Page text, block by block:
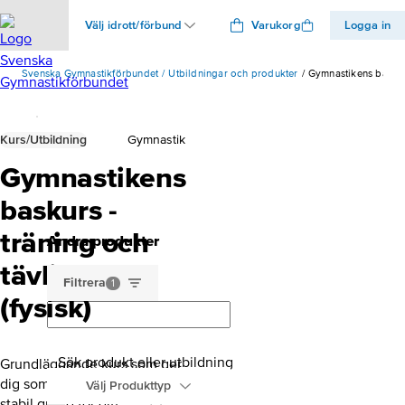
Välj idrott/förbund Varukorg Logga in
Svenska Gymnastikförbundet Utbildningar och produkter Gymnastikens
Kurs/Utbildning Gymnastik
Gymnastikens
baskurs -
träning och
tävling
(fysisk)
Grundläggande kurs som ger
dig som ledare en bred och
Andra produkter
Filtrera 1
Sök produkt eller utbildning
Välj Produkttyp